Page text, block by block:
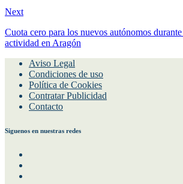
Next
Cuota cero para los nuevos autónomos
actividad en Aragón
Aviso Legal
Condiciones de uso
Política de Cookies
Contratar Publicidad
Contacto
Siguenos en nuestras redes